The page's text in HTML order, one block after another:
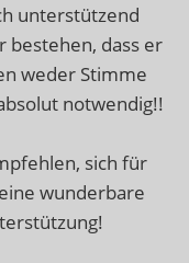
unterstützend
bestehen, dass er
weder Stimme
notwendig!!
sich für
wunderbare